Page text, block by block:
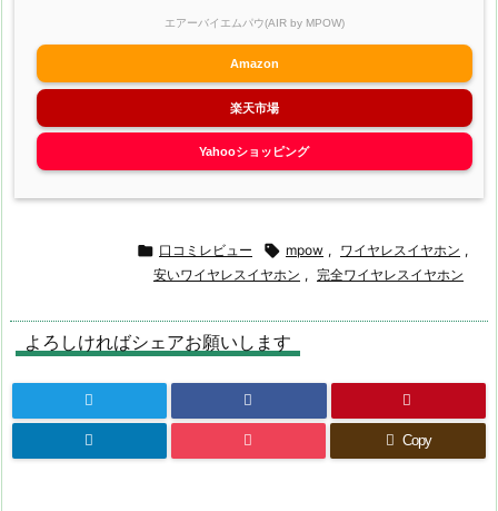
エアーバイエムパウ(AIR by MPOW)
Amazon
楽天市場
Yahooショッピング
 口コミレビュー  mpow , ワイヤレスイヤホン ,
安いワイヤレスイヤホン , 完全ワイヤレスイヤホン
よろしければシェアお願いします
Copy